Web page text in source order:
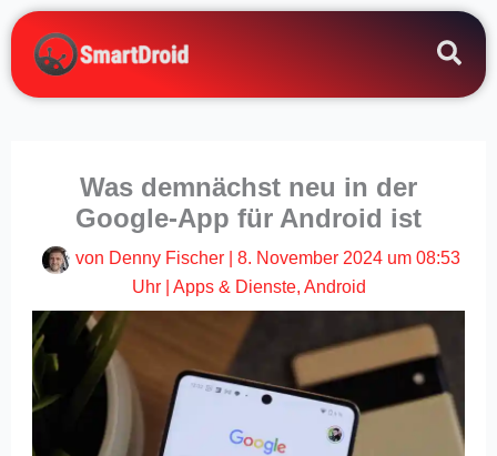
Zum
Inhalt
springen
Was demnächst neu in der
Google-App für Android ist
von Denny Fischer
8. November 2024 um 08:53
Uhr| Apps & Dienste, Android